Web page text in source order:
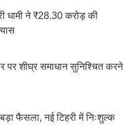
धामी ने ₹28.30 करोड़ की
शीघ्र समाधान सुनिश्चित करने
फैसला, नई टिहरी में निःशुल्क